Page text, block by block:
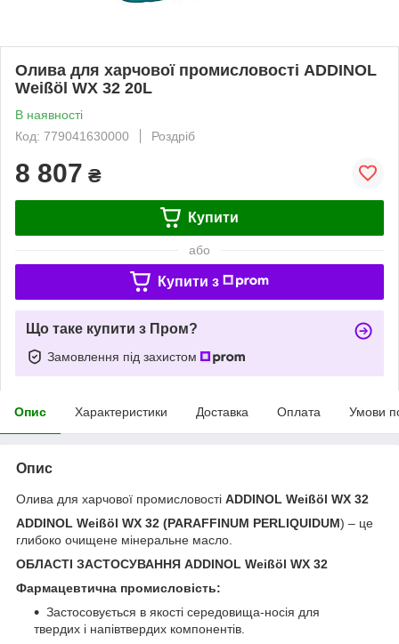
Олива для харчової промисловості ADDINOL
Weißöl WX 32 20L
В наявності
Код: 779041630000
Роздріб
8 807 ₴
Купити
або
Купити з
Що таке купити з Пром?
Замовлення під захистом
Опис Характеристики Доставка Оплата Умови
Опис
Олива для харчової промисловості ADDINOL Weißöl WX 32
ADDINOL Weißöl WX 32 (PARAFFINUM PERLIQUIDUM) – це
глибоко очищене мінеральне масло.
ОБЛАСТІ ЗАСТОСУВАННЯ ADDINOL Weißöl WX 32
Фармацевтична промисловість:
Застосовується в якості середовища-носія для
твердих і напівтвердих компонентів.